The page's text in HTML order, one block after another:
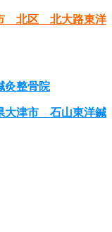
北区 北大路東洋
整骨院
大津市 石山東洋鍼